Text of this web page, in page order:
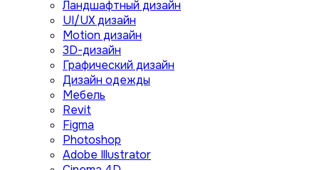
Ландшафтный дизайн
UI/UX дизайн
Motion дизайн
3D-дизайн
Графический дизайн
Дизайн одежды
Мебель
Revit
Figma
Photoshop
Adobe Illustrator